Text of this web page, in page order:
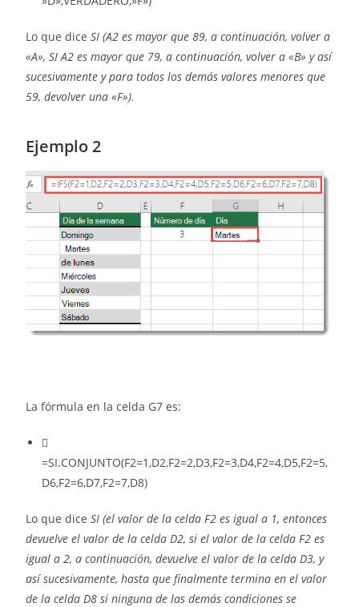
Lo que diceSI (A2 es mayor que 89, a continuación, volver a
«A», SI A2 es mayor que 79, a continuación, volver a «B» y así
sucesivamente y para todos los demás valores menores que
59, devolver una «F»).
Ejemplo 2
La fórmula en la celda G7 es:

=SI.CONJUNTO(F2=1,D2,F2=2,D3,F2=3,D4,F2=4,D5,F2=5,
D6,F2=6,D7,F2=7,D8)
Lo que diceSI (el valor de la celda F2 es igual a 1, entonces
devuelve el valor de la celda D2, si el valor de la celda F2 es
igual a 2, a continuación, devuelve el valor de la celda D3, y
así sucesivamente, hasta que finalmente termina en el valor
de la celda D8 si ninguna de las demás condiciones se